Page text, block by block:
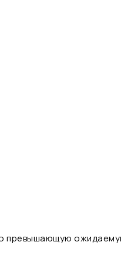
превышающую